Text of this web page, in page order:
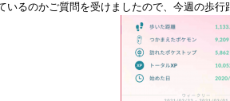
いるのかご質問を受けましたので、今週の歩行